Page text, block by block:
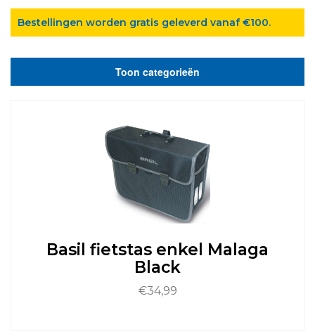
Bestellingen worden gratis geleverd vanaf €100.
Toon categorieën
Basil fietstas enkel Malaga
Black
€34,99